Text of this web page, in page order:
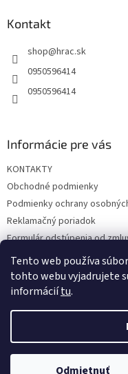
Tento web používa
tohto webu vyjadrujete
informáciítu.
Odmietnuť
Kontakt
shop@hrac.sk
0950596414
0950596414
Informácie pre vás
KONTAKTY
Obchodné podmienky
Podmienky ochrany
Reklamačný poriadok
Formulár odstúpenia od
Reklamačný formulár
Copyright 2026